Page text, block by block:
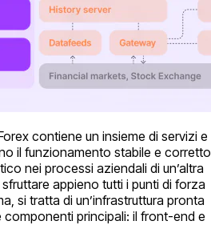
contiene un insieme di servizi e
il funzionamento stabile e corretto
nei processi aziendali di un’altra
appieno tutti i punti di forza
si tratta di un’infrastruttura pronta
componenti principali: il front-end e